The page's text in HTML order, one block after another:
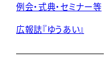
例会・式典・セミナー等
広報誌『ゆうあい』